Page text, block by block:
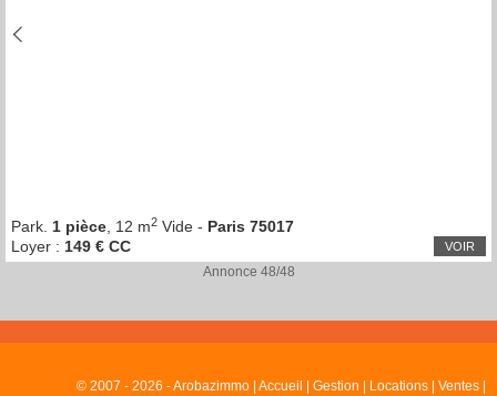
Park. 1 pièce , 12 m2 Vide - Paris 75017
Loyer : 149 € CC VOIR
Annonce 48/48
© 2007 - 2026 - Arobazimmo | Accueil Gestion Locations Ventes